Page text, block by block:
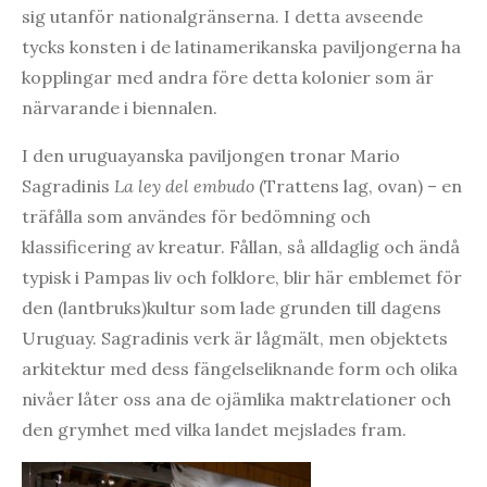
sig utanför nationalgränserna. I detta avseende
tycks konsten i de latinamerikanska paviljongerna ha
kopplingar med andra före detta kolonier som är
närvarande i biennalen.
I den uruguayanska paviljongen tronar Mario
Sagradinis La ley del embudo (Trattens lag, ovan) – en
träfålla som användes för bedömning och
klassificering av kreatur. Fållan, så alldaglig och ändå
typisk i Pampas liv och folklore, blir här emblemet för
den (lantbruks)kultur som lade grunden till dagens
Uruguay. Sagradinis verk är lågmält, men objektets
arkitektur med dess fängelseliknande form och olika
nivåer låter oss ana de ojämlika maktrelationer och
den grymhet med vilka landet mejslades fram.